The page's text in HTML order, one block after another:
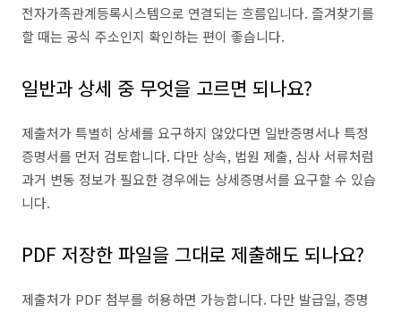
전자가족관계등록시스템으로 연결되는 흐름입니다. 즐겨찾기를
할 때는 공식 주소인지 확인하는 편이 좋습니다.
일반과 상세 중 무엇을 고르면 되나요?
제출처가 특별히 상세를 요구하지 않았다면 일반증명서나 특정
증명서를 먼저 검토합니다. 다만 상속, 법원 제출, 심사 서류처럼
과거 변동 정보가 필요한 경우에는 상세증명서를 요구할 수 있습
니다.
PDF 저장한 파일을 그대로 제출해도 되나요?
제출처가 PDF 첨부를 허용하면 가능합니다. 다만 발급일, 증명